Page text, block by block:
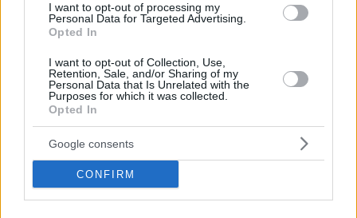
I want to opt-out of processing my
Personal Data for Targeted Advertising.
Opted In
I want to opt-out of Collection, Use,
Retention, Sale, and/or Sharing of my
Personal Data that Is Unrelated with the
Purposes for which it was collected.
Opted In
Google consents
CONFIRM
Inoltre, si stanno compiendo sforzi per sostenere gli ungheresi
in Transcarpazia (Kárpátalja), con l’annuncio di un
programma sociale per la Transcarpazia volto a impedire agli
livello locale nonostante la situazione eccezionalmente
guerra in ucraina #profughi dall'Ucraina #ucraina
Leave a Reply